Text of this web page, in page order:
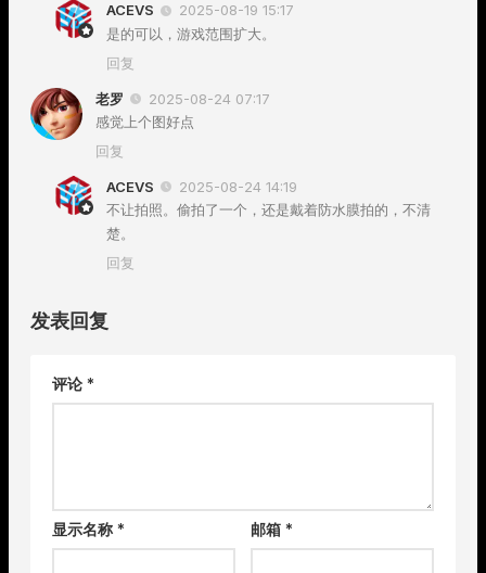
ACEVS
2025-08-19 15:17
是的可以，游戏范围扩大。
回复
老罗
2025-08-24 07:17
感觉上个图好点
回复
ACEVS
2025-08-24 14:19
不让拍照。偷拍了一个，还是戴着防水膜拍的，不清
楚。
回复
发表回复
评论 *
显示名称 * 邮箱*